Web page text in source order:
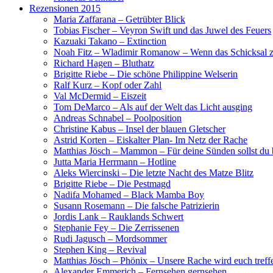
Rezensionen 2015
Maria Zaffarana – Getrübter Blick
Tobias Fischer – Veyron Swift und das Juwel des Feuers
Kazuaki Takano – Extinction
Noah Fitz – Wladimir Romanow – Wenn das Schicksal
Richard Hagen – Bluthatz
Brigitte Riebe – Die schöne Philippine Welserin
Ralf Kurz – Kopf oder Zahl
Val McDermid – Eiszeit
Tom DeMarco – Als auf der Welt das Licht ausging
Andreas Schnabel – Poolposition
Christine Kabus – Insel der blauen Gletscher
Astrid Korten – Eiskalter Plan- Im Netz der Rache
Matthias Jösch – Mammon – Für deine Sünden sollst du
Jutta Maria Herrmann – Hotline
Aleks Wiercinski – Die letzte Nacht des Matze Blitz
Brigitte Riebe – Die Pestmagd
Nadifa Mohamed – Black Mamba Boy
Susann Rosemann – Die falsche Patrizierin
Jordis Lank – Rauklands Schwert
Stephanie Fey – Die Zerrissenen
Rudi Jagusch – Mordsommer
Stephen King – Revival
Matthias Jösch – Phönix – Unsere Rache wird euch